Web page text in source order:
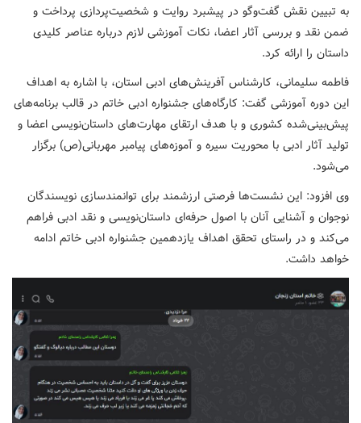
به تبیین نقش گفت‌وگو در پیشبرد روایت و شخصیت‌پردازی پرداخت و
ضمن نقد و بررسی آثار اعضا، نکات آموزشی لازم درباره عناصر کلیدی
داستان را ارائه کرد.
فاطمه سلیمانی، کارشناس آفرینش‌های ادبی استان، با اشاره به اهداف
این دوره آموزشی گفت: کارگاه‌های جشنواره ادبی خاتم در قالب برنامه‌های
پیش‌بینی‌شده کشوری و با هدف ارتقای مهارت‌های داستان‌نویسی اعضا و
تولید آثار ادبی با محوریت سیره و آموزه‌های پیامبر مهربانی(ص) برگزار
می‌شود.
وی افزود: این نشست‌ها فرصتی ارزشمند برای توانمندسازی نویسندگان
نوجوان و آشنایی آنان با اصول حرفه‌ای داستان‌نویسی و نقد ادبی فراهم
می‌کند و در راستای تحقق اهداف یازدهمین جشنواره ادبی خاتم ادامه
خواهد داشت.